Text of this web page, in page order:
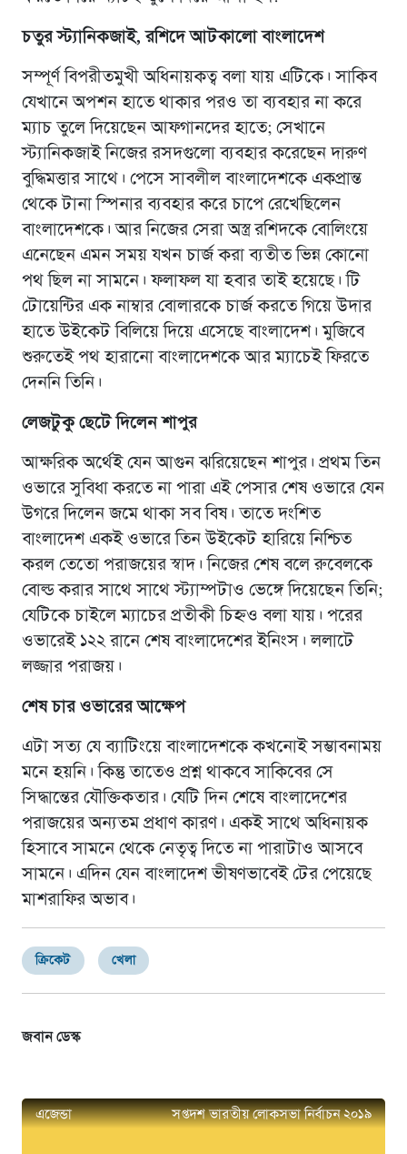
চতুর স্ট্যানিকজাই, রশিদে আটকালো বাংলাদেশ
সম্পূর্ণ বিপরীতমুখী অধিনায়কত্ব বলা যায় এটিকে। সাকিব
যেখানে অপশন হাতে থাকার পরও তা ব্যবহার না করে
ম্যাচ তুলে দিয়েছেন আফগানদের হাতে; সেখানে
স্ট্যানিকজাই নিজের রসদগুলো ব্যবহার করেছেন দারুণ
বুদ্ধিমত্তার সাথে। পেসে সাবলীল বাংলাদেশকে একপ্রান্ত
থেকে টানা স্পিনার ব্যবহার করে চাপে রেখেছিলেন
বাংলাদেশকে। আর নিজের সেরা অস্ত্র রশিদকে বোলিংয়ে
এনেছেন এমন সময় যখন চার্জ করা ব্যতীত ভিন্ন কোনো
পথ ছিল না সামনে। ফলাফল যা হবার তাই হয়েছে। টি
টোয়েন্টির এক নাম্বার বোলারকে চার্জ করতে গিয়ে উদার
হাতে উইকেট বিলিয়ে দিয়ে এসেছে বাংলাদেশ। মুজিবে
শুরুতেই পথ হারানো বাংলাদেশকে আর ম্যাচেই ফিরতে
দেননি তিনি।
লেজটুকু ছেটে দিলেন শাপুর
আক্ষরিক অর্থেই যেন আগুন ঝরিয়েছেন শাপুর। প্রথম তিন
ওভারে সুবিধা করতে না পারা এই পেসার শেষ ওভারে যেন
উগরে দিলেন জমে থাকা সব বিষ। তাতে দংশিত
বাংলাদেশ একই ওভারে তিন উইকেট হারিয়ে নিশ্চিত
করল তেতো পরাজয়ের স্বাদ। নিজের শেষ বলে রুবেলকে
বোল্ড করার সাথে সাথে স্ট্যাম্পটাও ভেঙ্গে দিয়েছেন তিনি;
যেটিকে চাইলে ম্যাচের প্রতীকী চিহ্নও বলা যায়। পরের
ওভারেই ১২২ রানে শেষ বাংলাদেশের ইনিংস। ললাটে
লজ্জার পরাজয়।
শেষ চার ওভারের আক্ষেপ
এটা সত্য যে ব্যাটিংয়ে বাংলাদেশকে কখনোই সম্ভাবনাময়
মনে হয়নি। কিন্তু তাতেও প্রশ্ন থাকবে সাকিবের সে
সিদ্ধান্তের যৌক্তিকতার। যেটি দিন শেষে বাংলাদেশের
পরাজয়ের অন্যতম প্রধাণ কারণ। একই সাথে অধিনায়ক
হিসাবে সামনে থেকে নেতৃত্ব দিতে না পারাটাও আসবে
সামনে। এদিন যেন বাংলাদেশ ভীষণভাবেই টের পেয়েছে
মাশরাফির অভাব।
ক্রিকেট খেলা
জবান ডেস্ক
এজেন্ডা সপ্তদশ ভারতীয় লোকসভা নির্বাচন ২০১৯